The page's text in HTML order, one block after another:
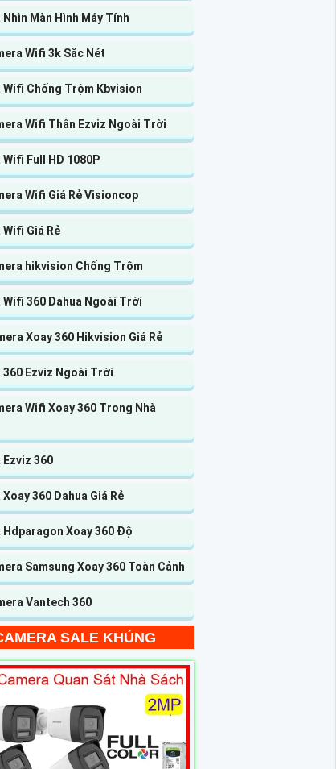
Nhìn Màn Hình Máy Tính
Wifi 3k Sắc Nét
Wifi Chống Trộm Kbvision
Wifi Thân Ezviz Ngoài Trời
Wifi Full HD 1080P
Wifi Giá Rẻ Visioncop
Wifi Giá Rẻ
hikvision Chống Trộm
Wifi 360 Dahua Ngoài Trời
Xoay 360 Hikvision Giá Rẻ
360 Ezviz Ngoài Trời
Wifi Xoay 360 Trong Nhà
Ezviz 360
360 Dahua Giá Rẻ
Hdparagon Xoay 360 Độ
Samsung Xoay 360 Toàn Cảnh
Vantech 360
SALE KHỦNG